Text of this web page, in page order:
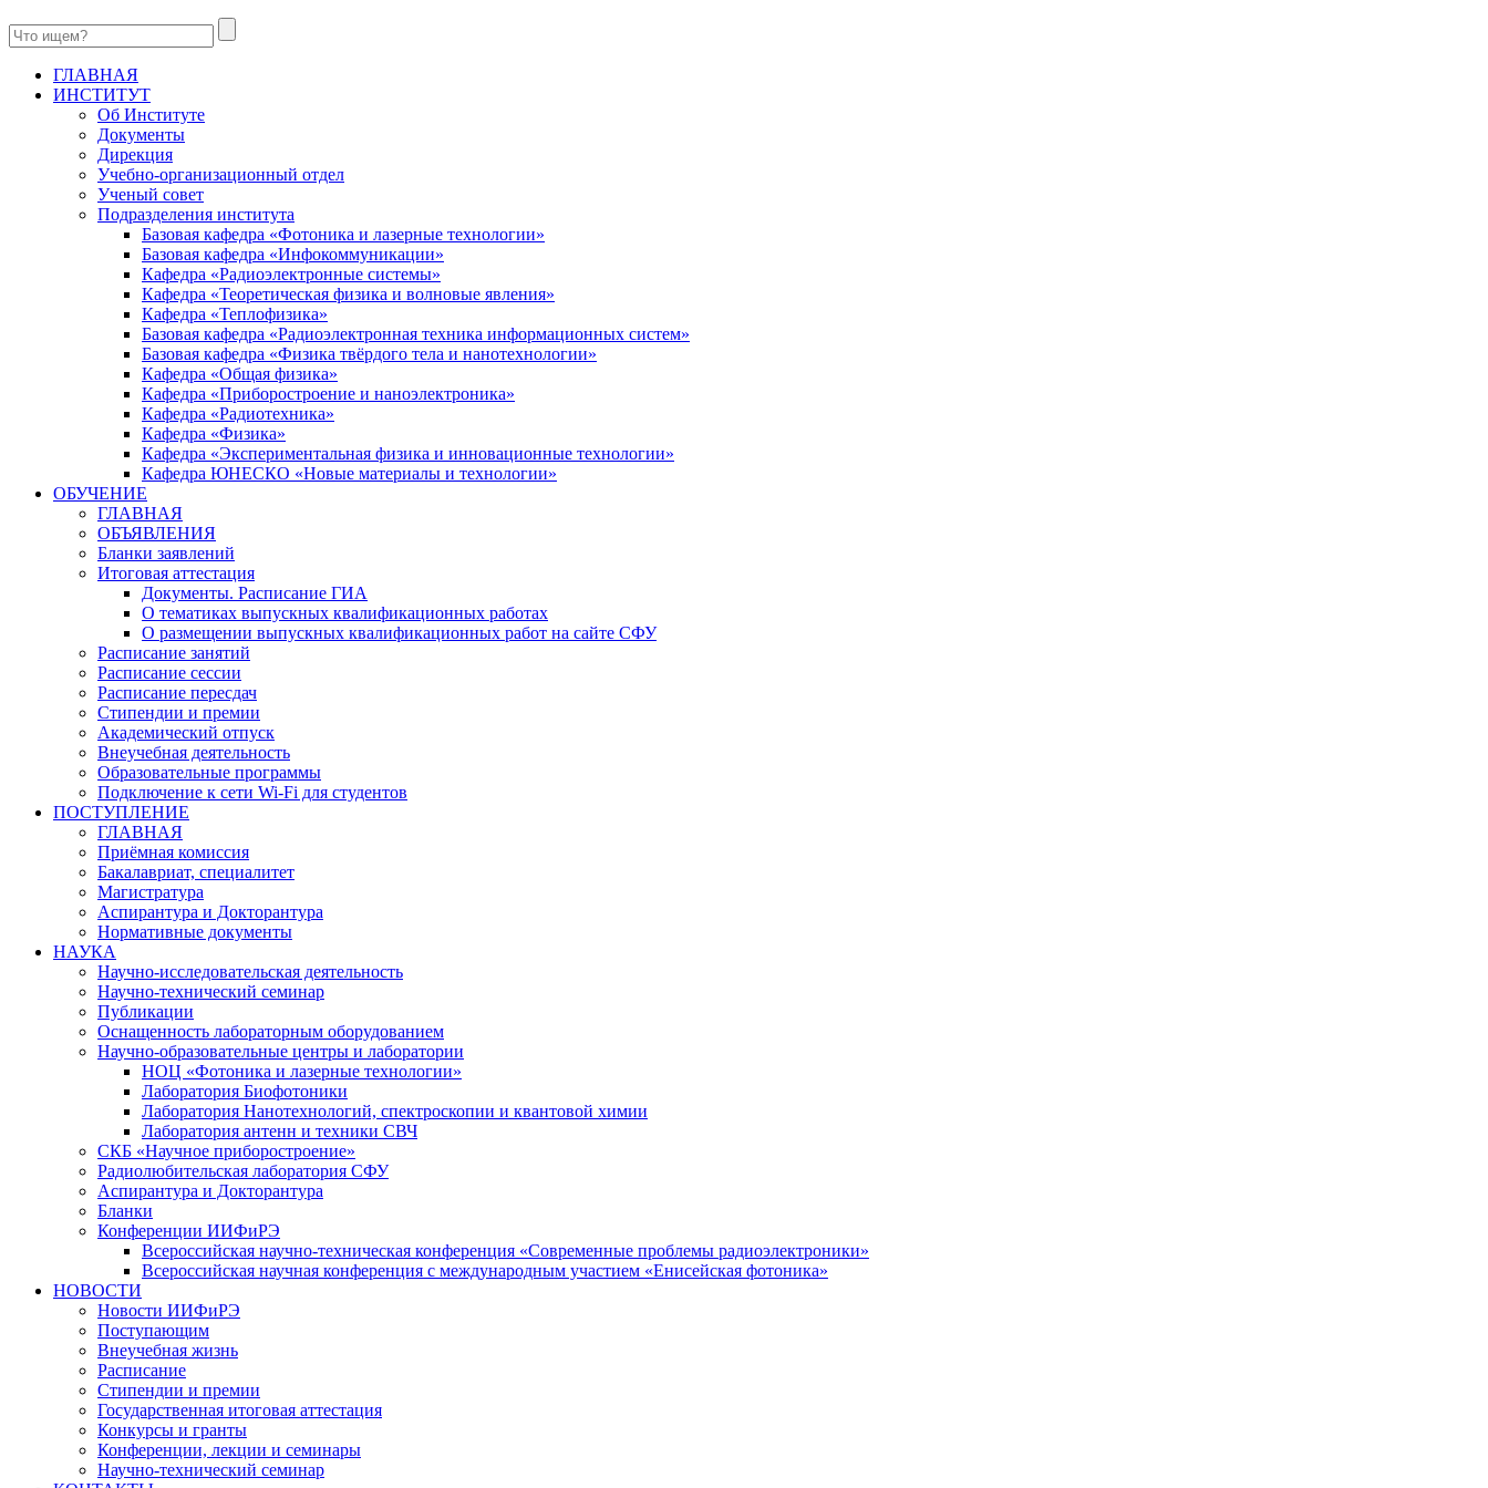
ГЛАВНАЯ
ИНСТИТУТ
Об Институте
Документы
Дирекция
Учебно-организационный отдел
Ученый совет
Подразделения института
Базовая кафедра «Фотоника и лазерные технологии»
Базовая кафедра «Инфокоммуникации»
Кафедра «Радиоэлектронные системы»
Кафедра «Теоретическая физика и волновые явления»
Кафедра «Теплофизика»
Базовая кафедра «Радиоэлектронная техника информационных систем»
Базовая кафедра «Физика твёрдого тела и нанотехнологии»
Кафедра «Общая физика»
Кафедра «Приборостроение и наноэлектроника»
Кафедра «Радиотехника»
Кафедра «Физика»
Кафедра «Экспериментальная физика и инновационные технологии»
Кафедра ЮНЕСКО «Новые материалы и технологии»
ОБУЧЕНИЕ
ГЛАВНАЯ
ОБЪЯВЛЕНИЯ
Бланки заявлений
Итоговая аттестация
Документы. Расписание ГИА
О тематиках выпускных квалификационных работах
О размещении выпускных квалификационных работ на сайте СФУ
Расписание занятий
Расписание сессии
Расписание пересдач
Стипендии и премии
Академический отпуск
Внеучебная деятельность
Образовательные программы
Подключение к сети Wi-Fi для студентов
ПОСТУПЛЕНИЕ
ГЛАВНАЯ
Приёмная комиссия
Бакалавриат, специалитет
Магистратура
Аспирантура и Докторантура
Нормативные документы
НАУКА
Научно-исследовательская деятельность
Научно-технический семинар
Публикации
Оснащенность лабораторным оборудованием
Научно-образовательные центры и лаборатории
НОЦ «Фотоника и лазерные технологии»
Лаборатория Биофотоники
Лаборатория Нанотехнологий, спектроскопии и квантовой химии
Лаборатория антенн и техники СВЧ
СКБ «Научное приборостроение»
Радиолюбительская лаборатория СФУ
Аспирантура и Докторантура
Бланки
Конференции ИИФиРЭ
Всероссийская научно-техническая конференция «Современные проблемы радиоэлектроники»
Всероссийская научная конференция с международным участием «Енисейская фотоника»
НОВОСТИ
Новости ИИФиРЭ
Поступающим
Внеучебная жизнь
Расписание
Стипендии и премии
Государственная итоговая аттестация
Конкурсы и гранты
Конференции, лекции и семинары
Научно-технический семинар